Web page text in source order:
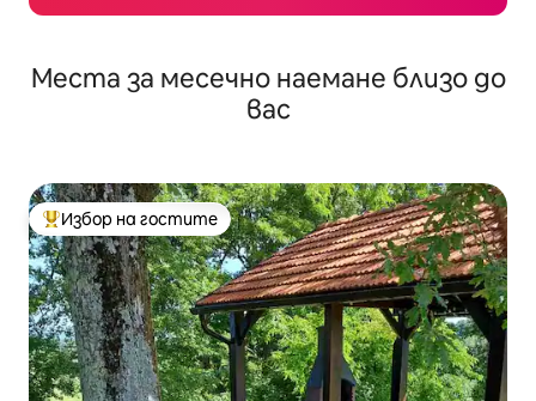
Места за месечно наемане близо до
вас
Най-популярен избор на гостите
Избор на гостите